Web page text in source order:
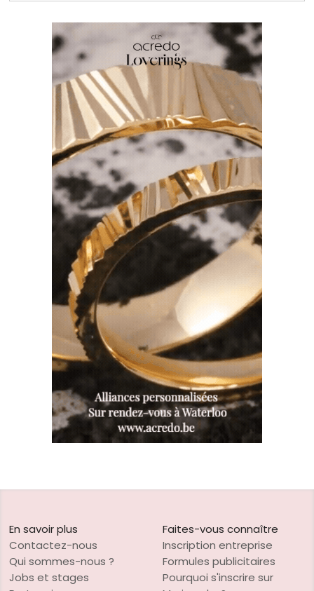
En savoir plus
Contactez-nous
Qui sommes-nous ?
Jobs et stages
Faites-vous connaître
Inscription entreprise
Formules publicitaires
Pourquoi s'inscrire sur